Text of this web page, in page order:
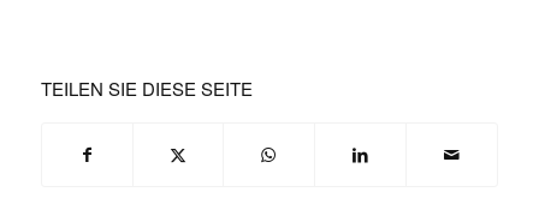
TEILEN SIE DIESE SEITE